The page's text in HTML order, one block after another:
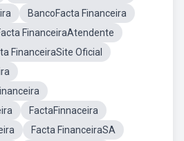
BancoFacta Financeira
FinanceiraAtendente
FinanceiraSite Oficial
FactaFinnaceira
Facta FinanceiraSA